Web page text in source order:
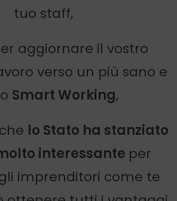
tuo staff,
aggiornare il vostro
verso un più sano e
Smart Working,
lo Stato ha stanziato
interessante per
imprenditori come te